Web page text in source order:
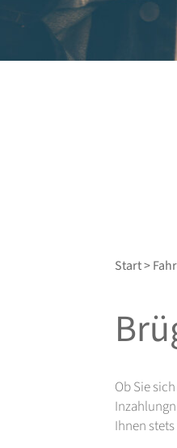
Start>
Ob Sie
Ihnen